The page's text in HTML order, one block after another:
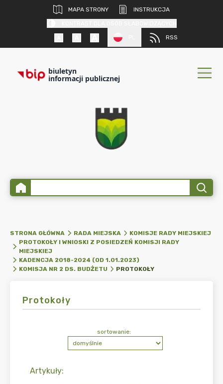
MAPA STRONY
INSTRUKCJA
RSS
biuletyn
informacji publicznej
STRONA GŁÓWNA RADA MIEJSKA
KOMISJE RADY MIEJSKIEJ
PROTOKOŁY I WNIOSKI Z POSIEDZEŃ KOMISJI RADY
MIEJSKIEJ
KADENCJA 2018-2024 (OD 1.01.2023)
KOMISJA NR 2 DS. BUDŻETU
PROTOKOŁY
Protokoły
Artykuły:
sortowanie: